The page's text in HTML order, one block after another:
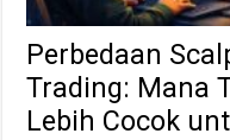
Perbedaan
Trading: Mana
Lebih Cocok